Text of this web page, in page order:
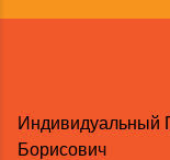
Индивидуальный
Борисович